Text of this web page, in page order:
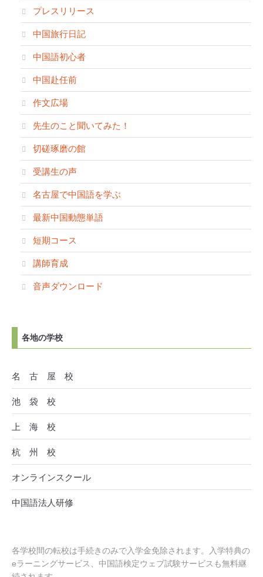
プレスリリース
中国旅行日記
中国語初心者
中国赴任前
作文広場
先生のこと聞いてみた！
切磋琢磨の館
受講生の声
名古屋で中国語を学ぶ
最新中国動態単語
短期コース
講師育成
音声ダウンロード
各地の学校
名 古 屋 校
池 袋 校
上 海 校
杭 州 校
オンラインスクール
中国語法人研修
各学校間の転校は手続きのみで入学金免除されます。入学特典の
eラーニングサービス、中国語検定ウェブ試験サービスも無料継